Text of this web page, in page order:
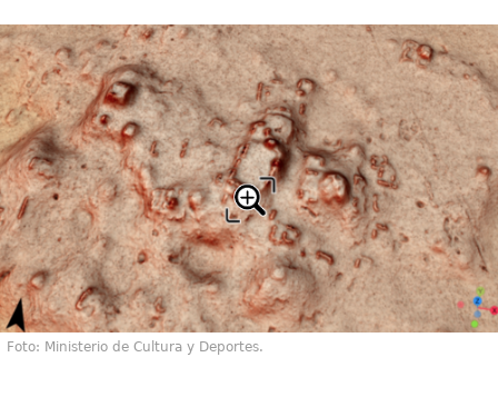
Foto: Ministerio de Cultura y Deportes.